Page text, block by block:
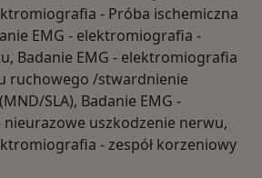
- Próba ischemiczna
EMG - elektromiografia -
Badanie EMG - elektromiografia
ruchowego /stwardnienie
SLA), Badanie EMG -
uszkodzenie nerwu,
- zespół korzeniowy